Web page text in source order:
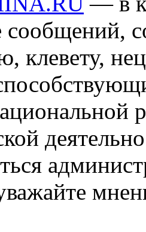
сообщений,
клевету,